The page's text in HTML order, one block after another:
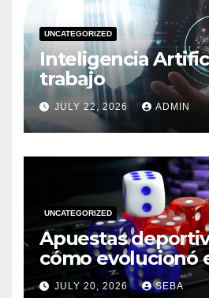
UNCATEGORIZED
Inteligencia
trabajo
JULY 22, 2026 ADMIN
UNCATEGORIZED
Apuestas
cómo evolucionó
del hincha en la
JULY 20, 2026 SEBA